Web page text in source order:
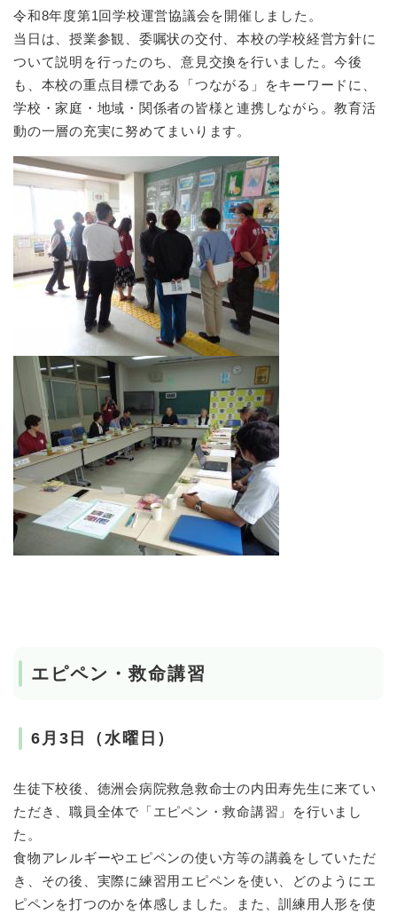
令和8年度第1回学校運営協議会を開催しました。
当日は、授業参観、委嘱状の交付、本校の学校経営方針に
ついて説明を行ったのち、意見交換を行いました。今後
も、本校の重点目標である「つながる」をキーワードに、
学校・家庭・地域・関係者の皆様と連携しながら。教育活
動の一層の充実に努めてまいります。
エピペン・救命講習
6月3日（水曜日）
生徒下校後、徳洲会病院救急救命士の内田寿先生に来てい
ただき、職員全体で「エピペン・救命講習」を行いまし
た。
食物アレルギーやエピペンの使い方等の講義をしていただ
き、その後、実際に練習用エピペンを使い、どのようにエ
ピペンを打つのかを体感しました。また、訓練用人形を使